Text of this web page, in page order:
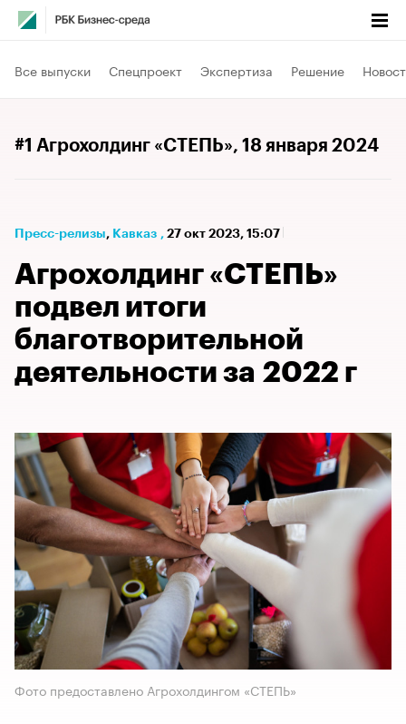
Все выпуски Спецпроект Экспертиза Решение
#1 Агрохолдинг «СТЕПЬ», 18 января 2024
Пресс-релизы⁠, Кавказ , 27 окт 2023, 15:07
Агрохолдинг «СТЕПЬ»
подвел итоги
благотворительной
деятельности за 2022 г
Фото предоставлено Агрохолдингом «СТЕПЬ»